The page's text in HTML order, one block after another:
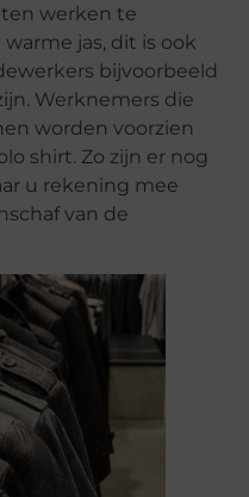
werken te
jas, dit is ook
bijvoorbeeld
Werknemers die
worden voorzien
shirt. Zo zijn er nog
u rekening mee
van de